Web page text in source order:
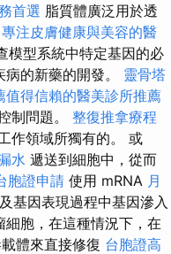
首選 脂質體廣泛用於透
專注皮膚健康與美容的醫
模型系統中特定基因的必
的新藥的開發。 靈骨塔
值得信賴的醫美診所推薦
制問題。 整復推拿療程
作領域所獨有的。 或
水 遞送到細胞中，從而
胞證申請 使用 mRNA 月
基因表現過程中基因滲入
胞，在這種情況下，在
體來直接修復 台胞證高